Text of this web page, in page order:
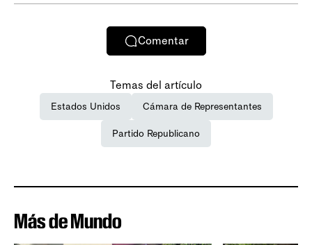
Comentar
Temas del artículo
Estados Unidos Cámara de Representantes
Partido Republicano
Más de Mundo